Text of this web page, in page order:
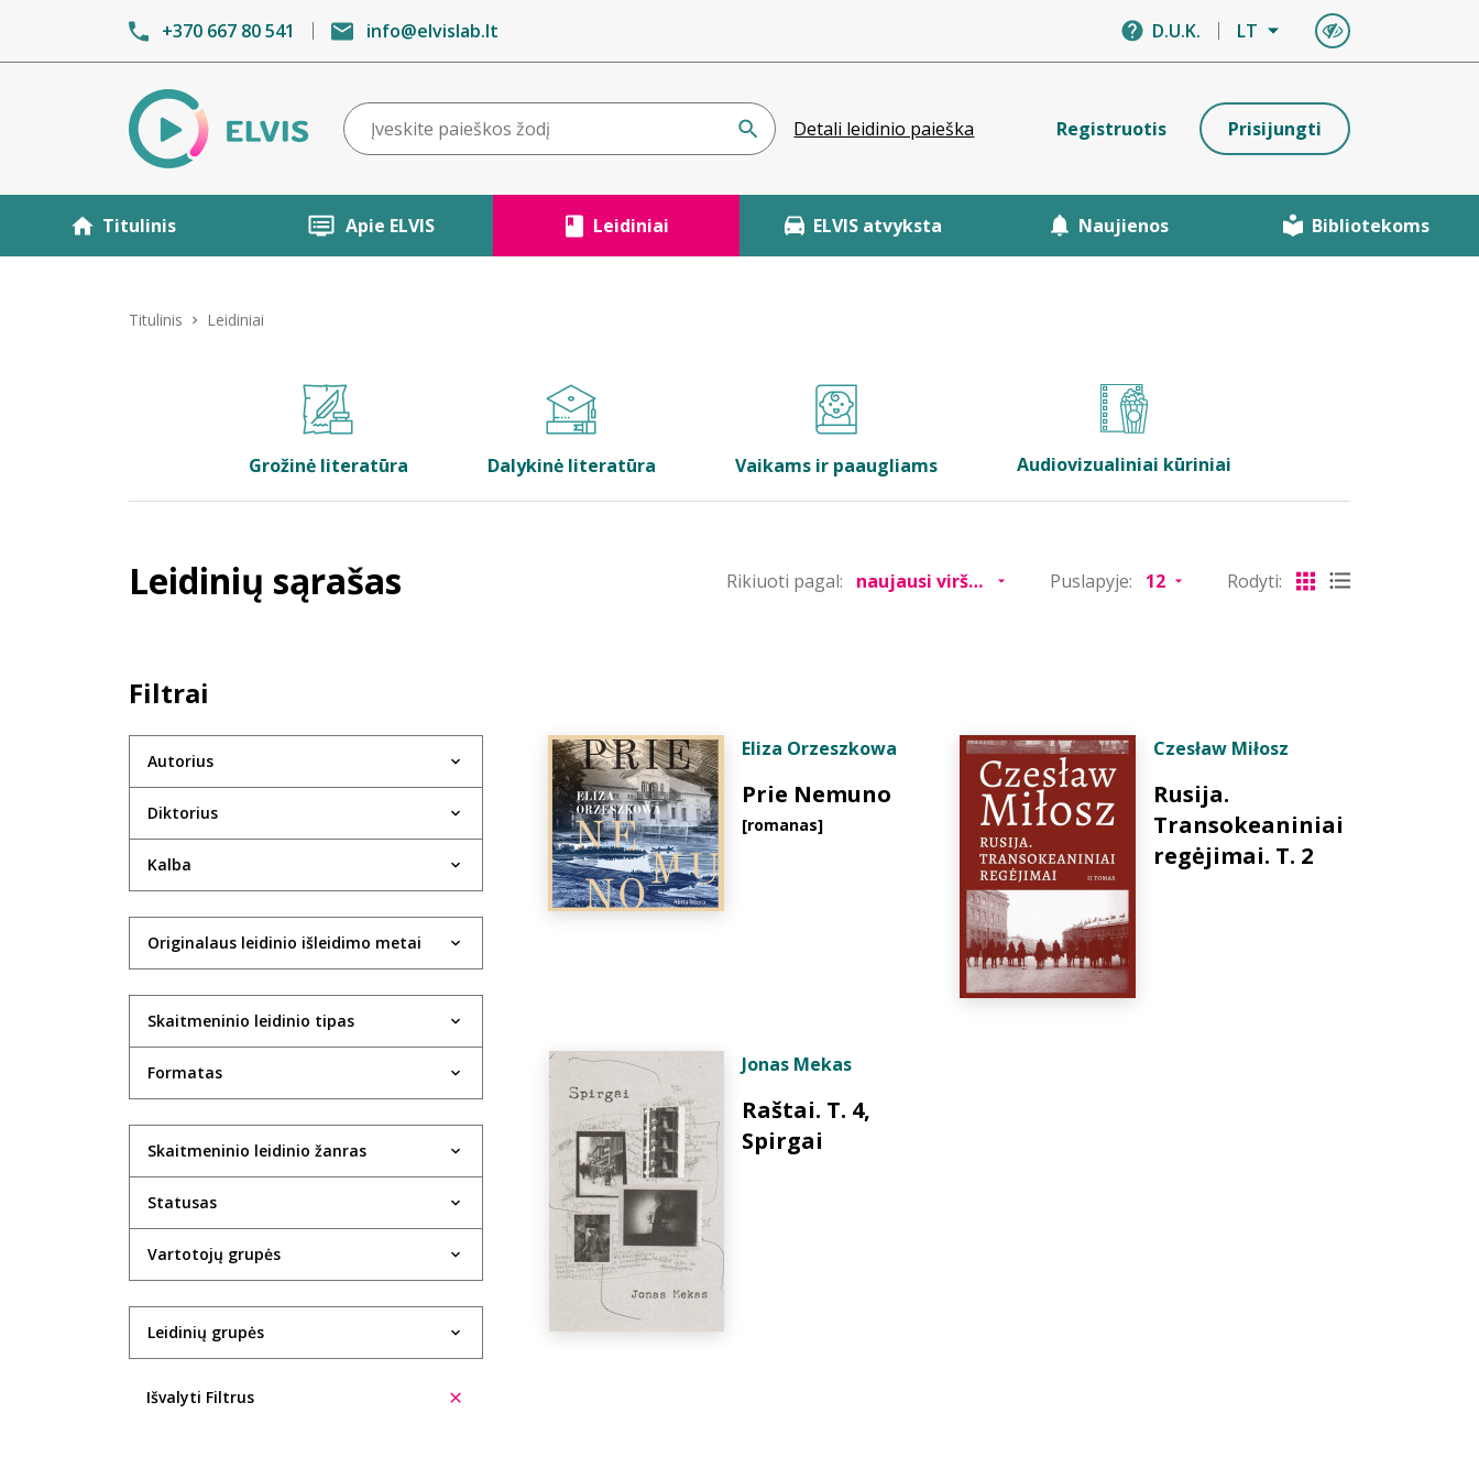
+370 667 80 541 info@elvislab.lt D.U.K. LT
Detali leidinio paieška Registruotis Prisijungti
Titulinis Apie ELVIS Leidiniai ELVIS atvyksta Naujienos Bibliotekoms
Titulinis Leidiniai
Grožinė literatūra Dalykinė literatūra Vaikams ir paaugliams Audiovizualiniai kūriniai
Leidinių sąrašas Rikiuoti pagal: Puslapyje: Rodyti:
Filtrai
Autorius
Diktorius
Kalba
Originalaus leidinio išleidimo metai
Skaitmeninio leidinio tipas
Formatas
Skaitmeninio leidinio žanras
Statusas
Vartotojų grupės
Leidinių grupės
Išvalyti Filtrus
Eliza Orzeszkowa
Prie Nemuno
[romanas]
Czesław Miłosz
Rusija.
Transokeaniniai
regėjimai. T. 2
Jonas Mekas
Raštai. T. 4,
Spirgai